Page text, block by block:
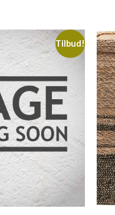
Tilbud!